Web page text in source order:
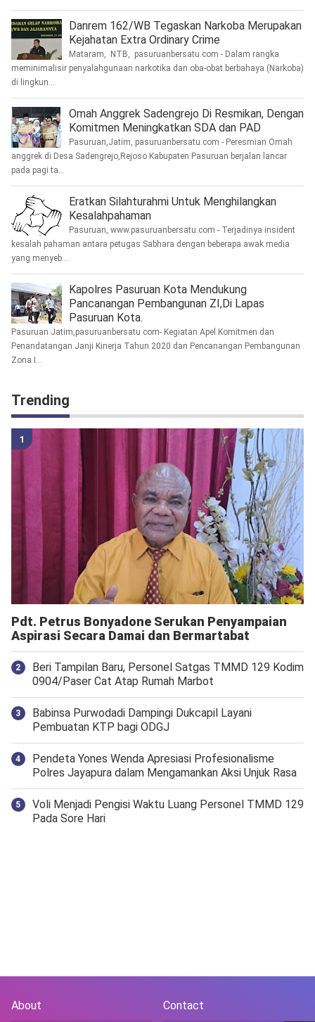
Danrem 162/WB Tegaskan Narkoba Merupakan
Kejahatan Extra Ordinary Crime
Mataram, NTB, pasuruanbersatu.com - Dalam rangka
meminimalisir penyalahgunaan narkotika dan oba-obat berbahaya (Narkoba)
di lingkun...
Omah Anggrek Sadengrejo Di Resmikan, Dengan
Komitmen Meningkatkan SDA dan PAD
Pasuruan,Jatim, pasuruanbersatu.com - Peresmian Omah
anggrek di Desa Sadengrejo,Rejoso Kabupaten Pasuruan berjalan lancar
pada pagi ta...
Eratkan Silahturahmi Untuk Menghilangkan
Kesalahpahaman
Pasuruan, www.pasuruanbersatu.com - Terjadinya insident
kesalah pahaman antara petugas Sabhara dengan beberapa awak media
yang menyeb...
Kapolres Pasuruan Kota Mendukung
Pancanangan Pembangunan ZI,Di Lapas
Pasuruan Kota.
Pasuruan Jatim,pasuruanbersatu com- Kegiatan Apel Komitmen dan
Penandatangan Janji Kinerja Tahun 2020 dan Pencanangan Pembangunan
Zona I...
Trending
Pdt. Petrus Bonyadone Serukan Penyampaian
Aspirasi Secara Damai dan Bermartabat
Beri Tampilan Baru, Personel Satgas TMMD 129 Kodim
0904/Paser Cat Atap Rumah Marbot
Babinsa Purwodadi Dampingi Dukcapil Layani
Pembuatan KTP bagi ODGJ
Pendeta Yones Wenda Apresiasi Profesionalisme
Polres Jayapura dalam Mengamankan Aksi Unjuk Rasa
Voli Menjadi Pengisi Waktu Luang Personel TMMD 129
Pada Sore Hari
About Contact